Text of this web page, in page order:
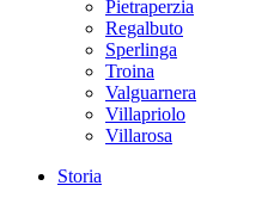
Pietraperzia
Regalbuto
Sperlinga
Troina
Valguarnera
Villapriolo
Villarosa
Storia